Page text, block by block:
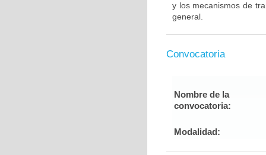
y los mecanismos de
general.
Convocatoria
Nombre de la
convocatoria:
Modalidad: